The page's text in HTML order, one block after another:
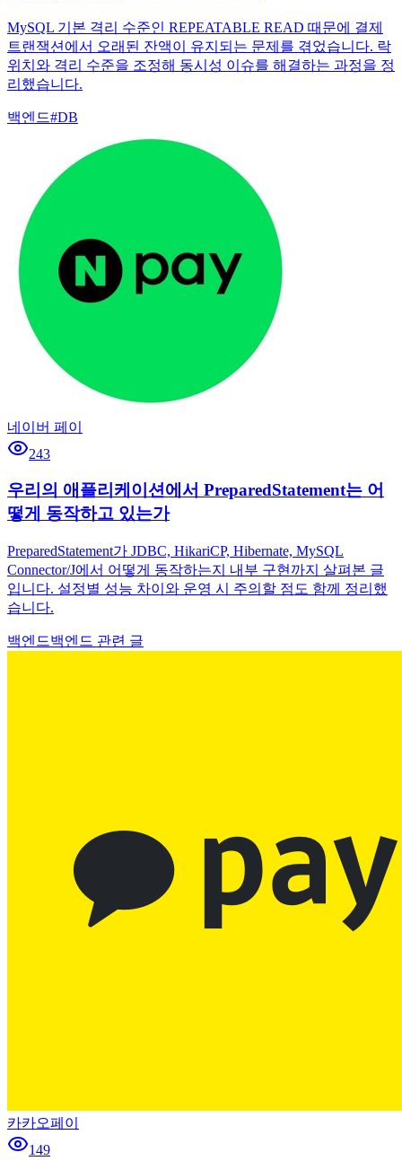
MySQL 기본 격리 수준인 REPEATABLE READ 때문에 결제
트랜잭션에서 오래된 잔액이 유지되는 문제를 겪었습니다. 락
위치와 격리 수준을 조정해 동시성 이슈를 해결하는 과정을 정
리했습니다.
백엔드#DB
네이버 페이
243
우리의 애플리케이션에서 PreparedStatement는 어
떻게 동작하고 있는가
PreparedStatement가 JDBC, HikariCP, Hibernate, MySQL
Connector/J에서 어떻게 동작하는지 내부 구현까지 살펴본 글
입니다. 설정별 성능 차이와 운영 시 주의할 점도 함께 정리했
습니다.
백엔드백엔드 관련 글
카카오페이
149